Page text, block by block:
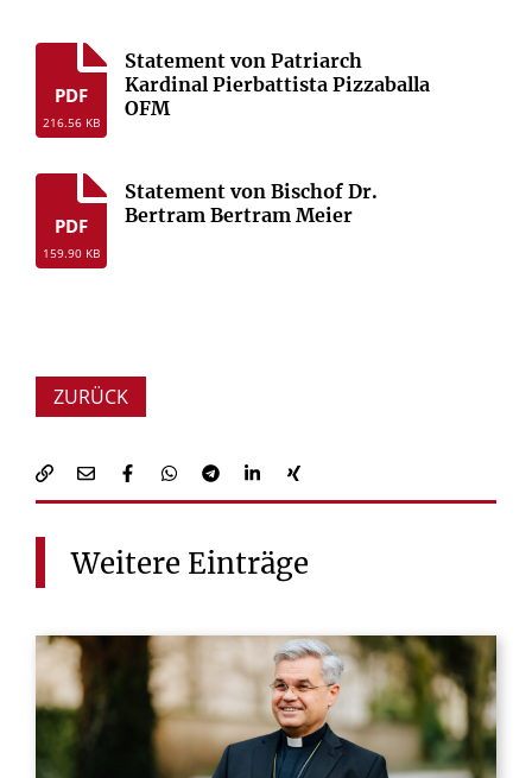
PDF
216.56 KB
Statement von Patriarch
Kardinal Pierbattista Pizzaballa
OFM
PDF
159.90 KB
Statement von Bischof Dr.
Bertram Bertram Meier
ZURÜCK
Weitere Einträge